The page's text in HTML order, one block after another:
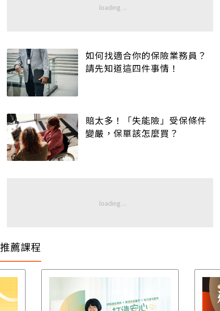
如何找適合你的保險業務員？
請先知道這四件事情！
賠太多！「失能險」受保條件
變嚴，保單該怎麼買？
推薦課程